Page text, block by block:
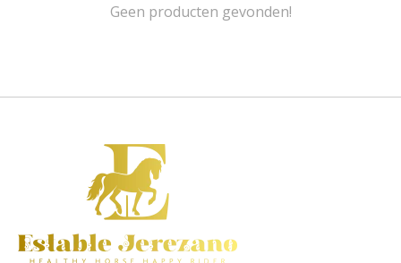
Geen producten gevonden!